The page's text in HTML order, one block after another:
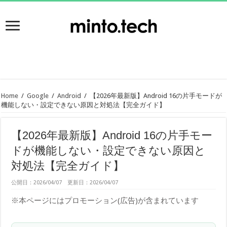
Home / Google / Android /
【2026年最新版】Android 16の片手モードが
機能しない・設定できない原因と対処法【完全ガイド】
【2026年最新版】Android 16の片手モー
ドが機能しない・設定できない原因と
対処法【完全ガイド】
公開日：2026/04/07 更新日：2026/04/07
※本ページにはプロモーション(広告)が含まれています